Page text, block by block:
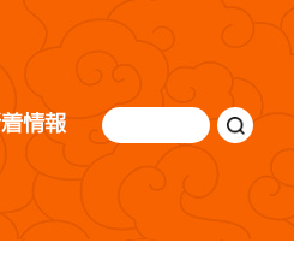
情報